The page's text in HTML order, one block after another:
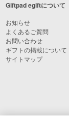
Giftpad egiftについて
お知らせ
よくあるご質問
お問い合わせ
ギフトの掲載について
サイトマップ